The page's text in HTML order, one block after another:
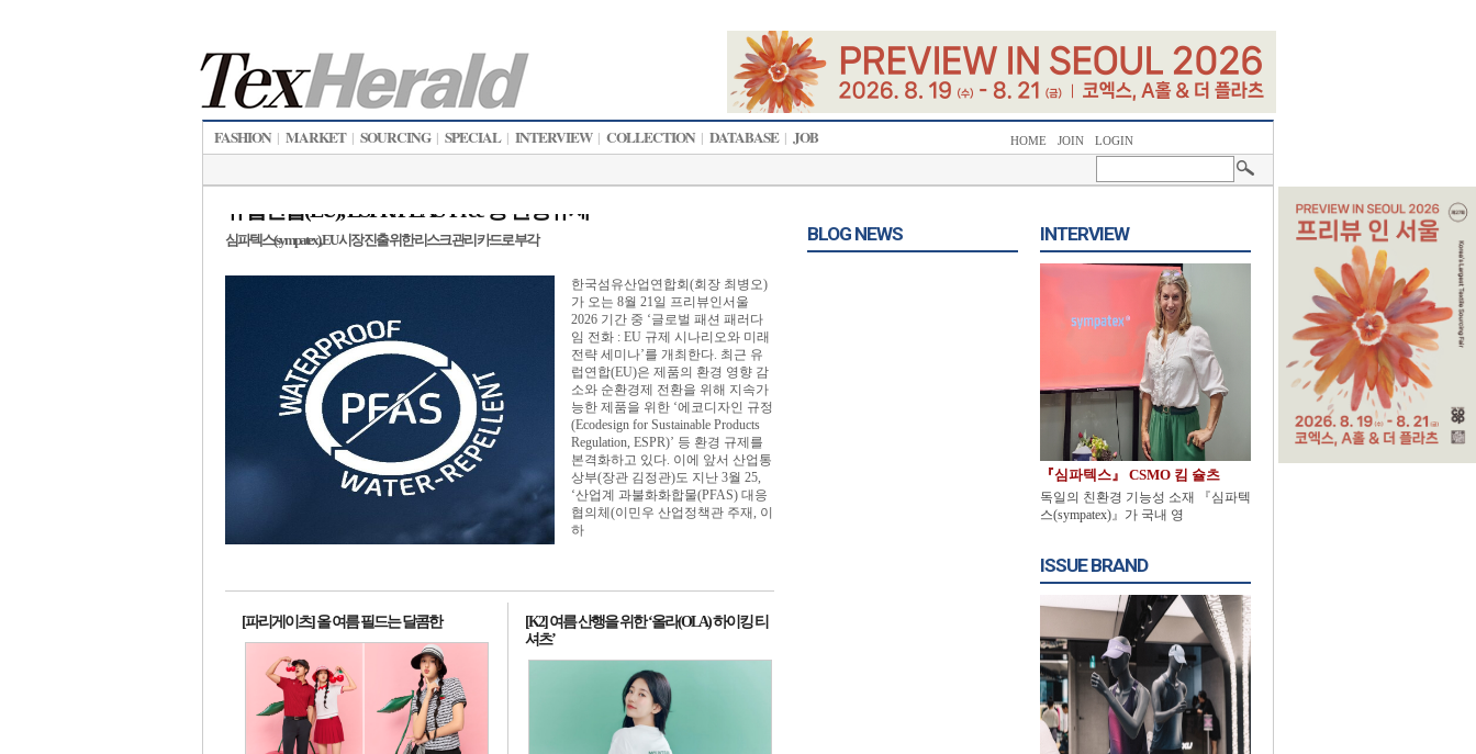
FASHION | MARKET | SOURCING | SPECIAL | INTERVIEW | COLLECTION | DATABASE | JOB HOME JOIN LOGIN
유럽연합(EU), ESPR/PEAS-Free 등 환경규제
심파텍스(sympatex), EU 시장 진출 위한 리스크 관리 카드로 부각
한국섬유산업연합회(회장 최병오)
가 오는 8월 21일 프리뷰인서울
2026 기간 중 ‘글로벌 패션 패러다
임 전화 : EU 규제 시나리오와 미래
전략 세미나’를 개최한다. 최근 유
럽연합(EU)은 제품의 환경 영향 감
소와 순환경제 전환을 위해 지속가
능한 제품을 위한 ‘에코디자인 규정
(Ecodesign for Sustainable Products
Regulation, ESPR)’ 등 환경 규제를
본격화하고 있다. 이에 앞서 산업통
상부(장관 김정관)도 지난 3월 25,
‘산업계 과불화화합물(PFAS) 대응
협의체(이민우 산업정책관 주재, 이
하
[파리게이츠] 올 여름 필드는 달콤한
[K2] 여름 산행을 위한 ‘올라(OLA) 하이킹 티
셔츠’
BLOG NEWS INTERVIEW
『심파텍스』 CSMO 킴 슐츠
독일의 친환경 기능성 소재 『심파텍
스(sympatex)』가 국내 영
ISSUE BRAND